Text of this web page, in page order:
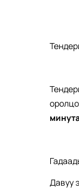
Давуу